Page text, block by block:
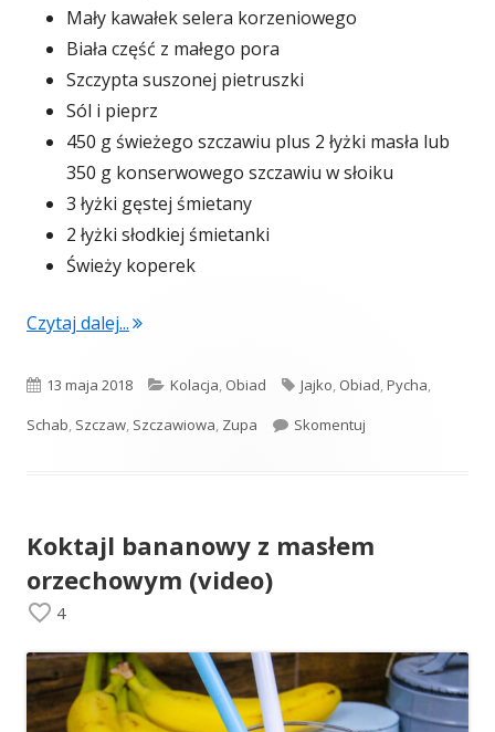
Mały kawałek selera korzeniowego
Biała część z małego pora
Szczypta suszonej pietruszki
Sól i pieprz
450 g świeżego szczawiu plus 2 łyżki masła lub
350 g konserwowego szczawiu w słoiku
3 łyżki gęstej śmietany
2 łyżki słodkiej śmietanki
Świeży koperek
Czytaj dalej..."Zupa szczawiowa z jajkiem i ziemniakami"
Opublikowano
13 maja 2018 Kategorie
Kolacja, Obiad Tagi
Jajko, Obiad,Pycha,
Schab, Szczaw, Szczawiowa, Zupa Skomentuj
Koktajl bananowy z masłem
orzechowym (video)
4